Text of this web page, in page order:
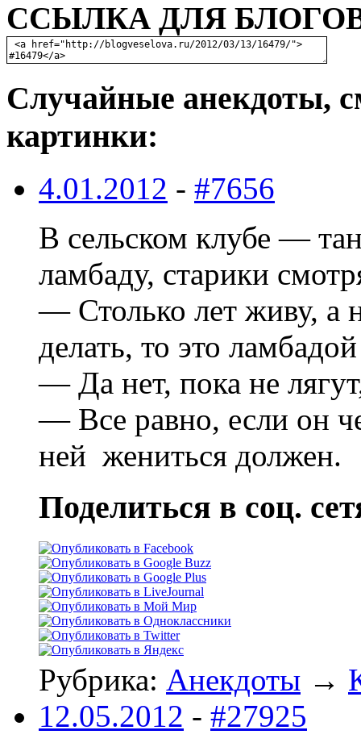
ССЫЛКА ДЛЯ БЛОГОВ
Случайные анекдоты,
картинки:
4.01.2012 - #7656
В сельском клубе —
ламбаду, старики
— Столько лет живу, а
делать, то это
— Да нет, пока не
— Все равно, если он
ней жениться должен.
Поделиться в соц.
Рубрика: Анекдоты →
12.05.2012 - #27925